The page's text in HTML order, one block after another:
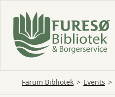
hovedindhold
Farum Bibliotek Events